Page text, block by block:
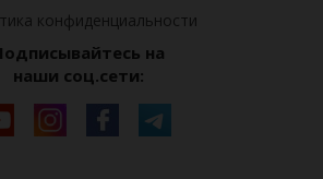
конфиденциальности
на
наши соц.сети: